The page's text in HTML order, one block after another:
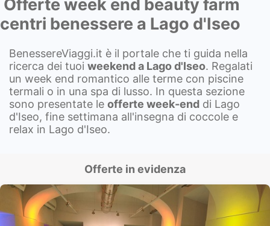
Offerte week end beauty farm
centri benessere a Lago d'Iseo
BenessereViaggi.it è il portale che ti guida nella
ricerca dei tuoi weekend a Lago d'Iseo. Regalati
un week end romantico alle terme con piscine
termali o in una spa di lusso. In questa sezione
sono presentate le offerte week-end di Lago
d'Iseo, fine settimana all'insegna di coccole e
relax in Lago d'Iseo.
Offerte in evidenza